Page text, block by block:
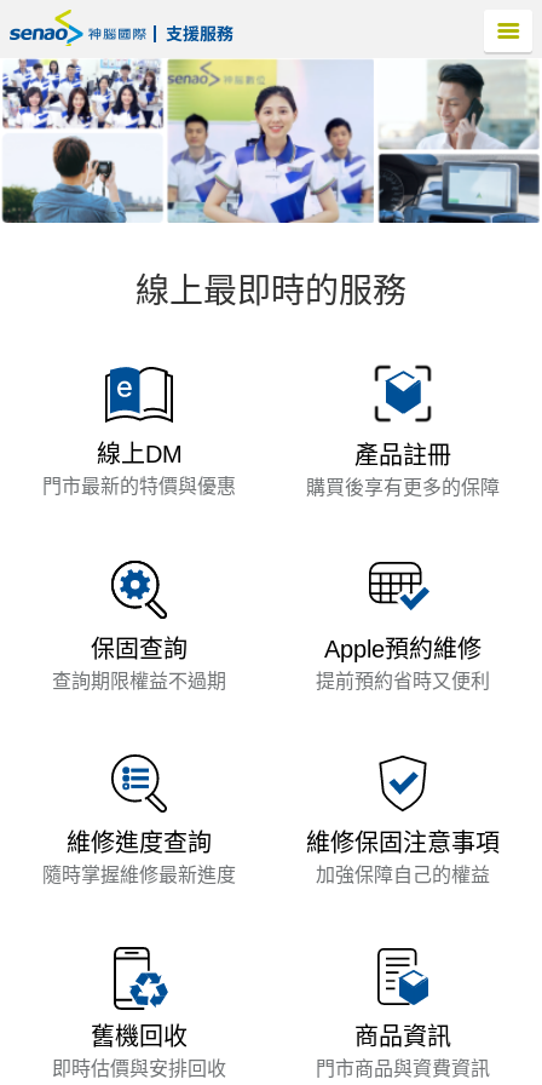
線上最即時的服務
線上DM
門市最新的特價與優惠
產品註冊
購買後享有更多的保障
保固查詢
查詢期限權益不過期
Apple預約維修
提前預約省時又便利
維修進度查詢
隨時掌握維修最新進度
維修保固注意事項
加強保障自己的權益
舊機回收
即時估價與安排回收
商品資訊
門市商品與資費資訊